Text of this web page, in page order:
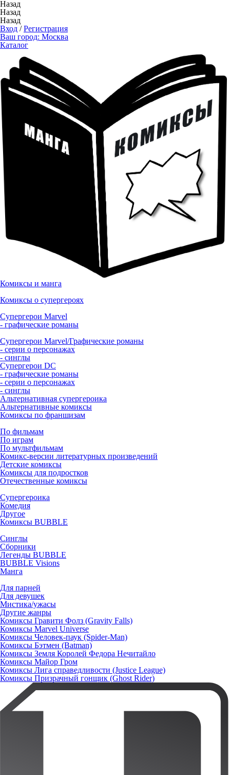
Назад
Назад
Назад
Вход /Регистрация
Ваш город: Москва
Каталог
Комиксы и манга
Комиксы о супергероях
Супергерои Marvel
- графические романы
Супергерои Marvel/Графические романы
- серии о персонажах
- синглы
Супергерои DC
- графические романы
- серии о персонажах
- синглы
Альтернативная супергероика
Альтернативные комиксы
Комиксы по франшизам
По фильмам
По играм
По мультфильмам
Комикс-версии литературных произведений
Детские комиксы
Комиксы для подростков
Отечественные комиксы
Супергероика
Комедия
Другое
Комиксы BUBBLE
Синглы
Сборники
Легенды BUBBLE
BUBBLE Visions
Манга
Для парней
Для девушек
Мистика/ужасы
Другие жанры
Комиксы Гравити Фолз (Gravity Falls)
Комиксы Marvel Universe
Комиксы Человек-паук (Spider-Man)
Комиксы Бэтмен (Batman)
Комиксы Земля Королей Федора Нечитайло
Комиксы Майор Гром
Комиксы Лига справедливости (Justice League)
Комиксы Призрачный гонщик (Ghost Rider)